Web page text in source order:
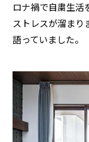
ロナ禍で自粛生活
ストレスが溜まり
語っていました。